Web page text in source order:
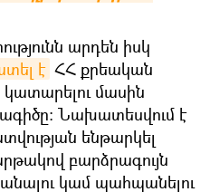
արդեն իսկ
է ՀՀ քրեական
կատարելու մասին
Նախատեսվում է
ենթարկել
բարձրագույն
կամ պահպանելու